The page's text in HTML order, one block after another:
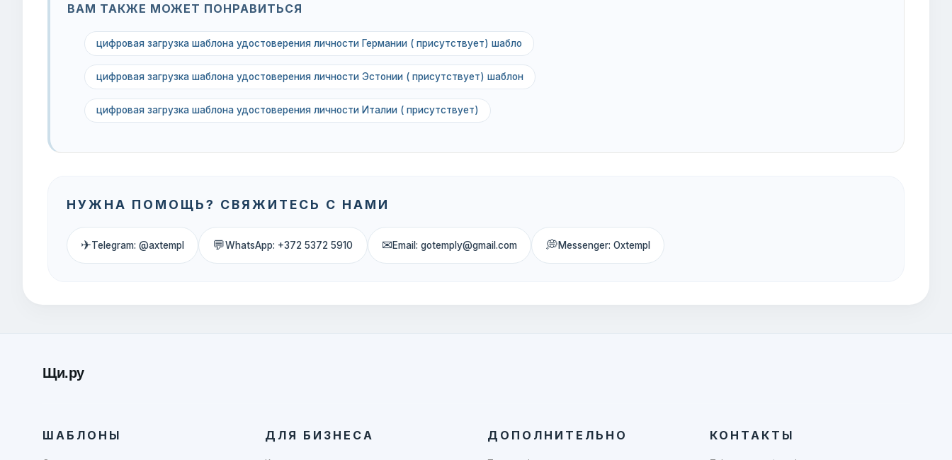
ВАМ ТАКЖЕ МОЖЕТ ПОНРАВИТЬСЯ
цифровая загрузка шаблона удостоверения личности Германии ( присутствует) шабло
цифровая загрузка шаблона удостоверения личности Эстонии ( присутствует) шаблон
цифровая загрузка шаблона удостоверения личности Италии ( присутствует)
НУЖНА ПОМОЩЬ? СВЯЖИТЕСЬ С НАМИ
✈Telegram: @axtempl 💬WhatsApp: +372 5372 5910 ✉Email: gotemply@gmail.com 💭Messenger: Oxtempl
Щи.ру
ШАБЛОНЫ ДЛЯ БИЗНЕСА ДОПОЛНИТЕЛЬНО КОНТАКТЫ